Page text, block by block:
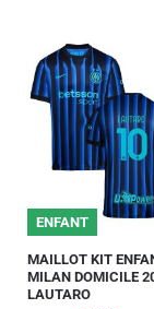
ENFANT
MAILLOT KIT
MILAN DOMICILE
LAUTARO